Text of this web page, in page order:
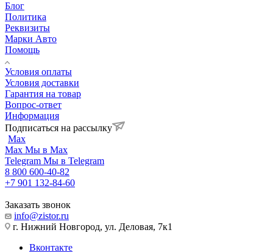
Блог
Политика
Реквизиты
Марки Авто
Помощь
Условия оплаты
Условия доставки
Гарантия на товар
Вопрос-ответ
Информация
Подписаться на рассылку
Max
Max Мы в Max
Telegram Мы в Telegram
8 800 600-40-82
+7 901 132-84-60
Заказать звонок
info@zistor.ru
г. Нижний Новгород, ул. Деловая, 7к1
Вконтакте